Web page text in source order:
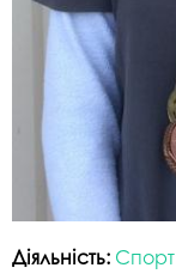
Діяльність: Спорт